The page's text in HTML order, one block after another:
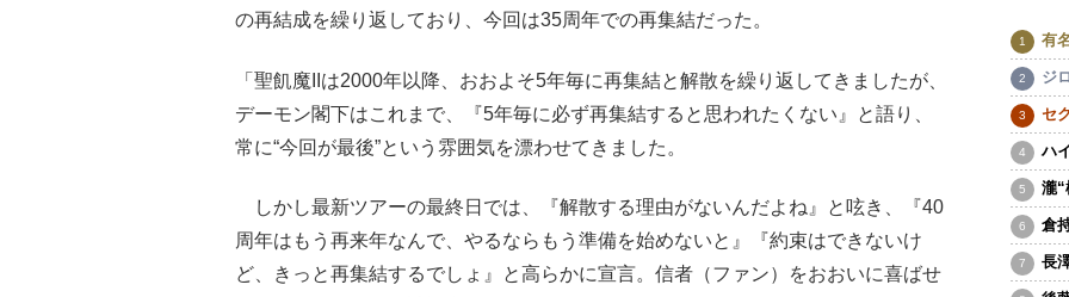
の再結成を繰り返しており、今回は35周年での再集結だった。
「聖飢魔IIは2000年以降、おおよそ5年毎に再集結と解散を繰り返してきましたが、
デーモン閣下はこれまで、『5年毎に必ず再集結すると思われたくない』と語り、
常に“今回が最後”という雰囲気を漂わせてきました。
しかし最新ツアーの最終日では、『解散する理由がないんだよね』と呟き、『40
周年はもう再来年なんで、やるならもう準備を始めないと』『約束はできないけ
ど、きっと再集結するでしょ』と高らかに宣言。信者（ファン）をおおいに喜ばせ
有
ジ
セ
ハ
瀧“
倉
長